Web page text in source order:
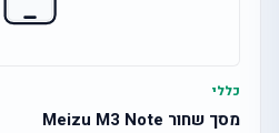
כללי
מסך שחור Meizu M3 Note